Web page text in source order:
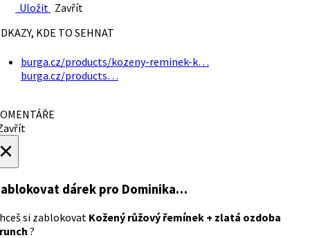
Uložit Zavřít
KDE TO SEHNAT
burga.cz/products/kozeny-reminek-k…
burga.cz/products…
dárek pro Dominika…
si zablokovat Kožený růžový řemínek + zlatá ozdoba
?